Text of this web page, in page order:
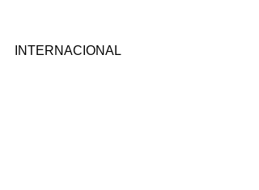
INTERNACIONAL